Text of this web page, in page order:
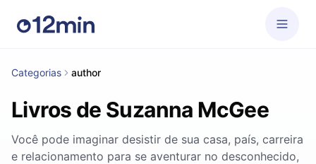
Categorias author
Livros de Suzanna McGee
Você pode imaginar desistir de sua casa, país, carreira
e relacionamento para se aventurar no desconhecido,